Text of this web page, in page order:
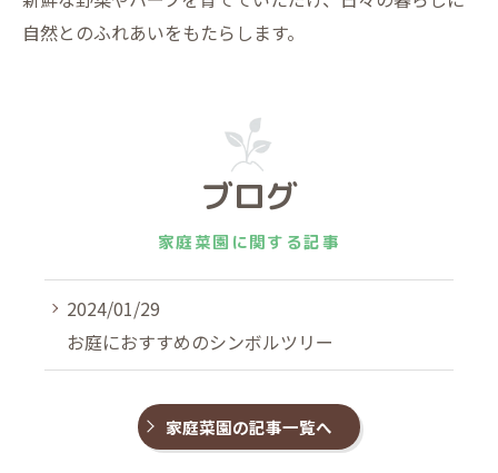
自然とのふれあいをもたらします。
ブログ
家庭菜園に関する記事
2024/01/29
お庭におすすめのシンボルツリー
家庭菜園の記事一覧へ